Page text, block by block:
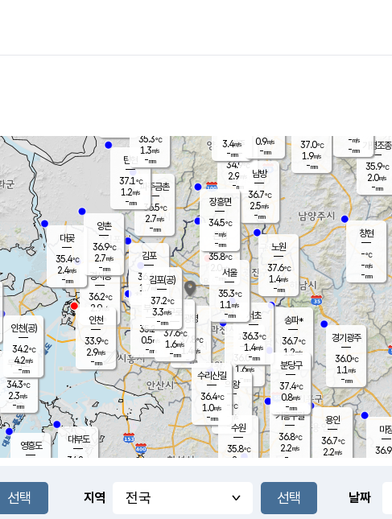
풍도
무의도
34.3℃
2.3m/s
-mm
영흥도
양주
34.9℃
2.9
-mm
과천
36.0℃
1.6m/s
- mm
-mm
용인
36.7℃
2.2m/s
경기광주
36.0℃
1.1 m/s
-mm
대부도
34.8
경서동
36.2℃
2.9m/s
-mm
파주금촌
36.5℃
2.7m/s
-mm
가평조종
35.9℃
2.0m/s
-mm
37.0℃
1.9m/s
-mm
대곶
35.4℃
2.4m/s
-mm
창현
-℃
-m/s
-mm
탄현
37.1℃
1.2m/s
-mm
-m/s
-mm
마
36.9
의왕
- ℃
m/s
mm
김포
36.6℃
1.7 m/s
mm
광명
37.8 ℃
1.4 m/s
-mm
부천
35.2℃
0.5m/s
-mm
양촌
36.9℃
2.7m/s
-mm
구로
37.6℃
1.6m/s
-mm
은평
35.8℃
2.0 m/s
- mm
노원
37.6℃
1.4m/s
-mm
송파*
36.7℃
1.2m/s
-mm
서초
36.3℃
1.4m/s
-mm
남방
36.7℃
2.5m/s
-mm
기흥구갈
36.8℃
2.2m/s
-
수리산길
36.4℃
1.0m/s
-mm
분당구
37.4℃
0.8m/s
-mm
장흥면
34.5℃
-m/s
-mm
3.4m/s
-mm
인천(공)
34.2℃
4.2m/s
-mm
김포(공)
37.2℃
3.3m/s
-mm
수원
35.8℃
2 m/s
인천
33.9℃
2.9m/s
-mm
서울
35.3℃
1.1 m/s
-mm
35.3℃
1.3m/s
-mm
0.9m/s
-mm
지역 날짜